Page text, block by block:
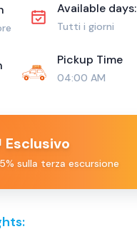
Available days:
Tutti i giorni
Pickup Time
04:00 AM
Esclusivo
sulla terza escursione